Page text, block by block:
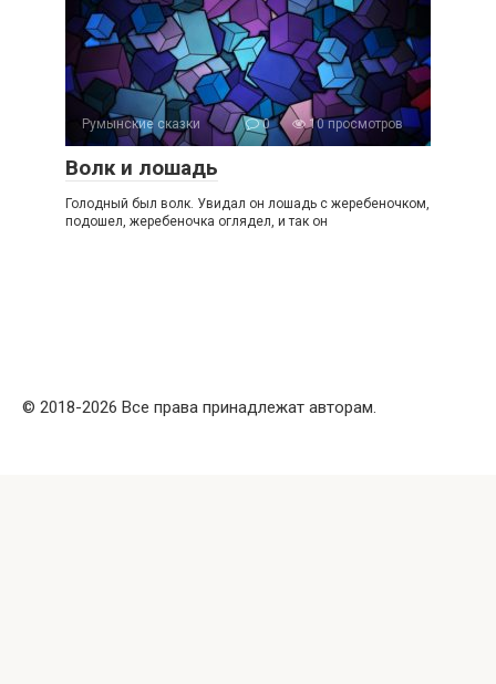
Румынские сказки 0 10 просмотров
Волк и лошадь
Голодный был волк. Увидал он лошадь с жеребеночком,
подошел, жеребеночка оглядел, и так он
© 2018-2026 Все права принадлежат авторам.